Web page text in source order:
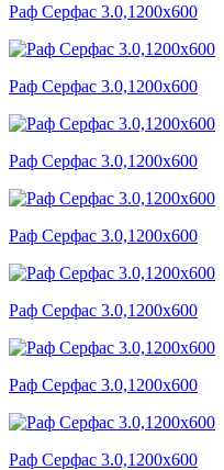
Раф Серфас 3.0,1200x600
Раф Серфас 3.0,1200x600
Раф Серфас 3.0,1200x600
Раф Серфас 3.0,1200x600
Раф Серфас 3.0,1200x600
Раф Серфас 3.0,1200x600
Раф Серфас 3.0,1200x600